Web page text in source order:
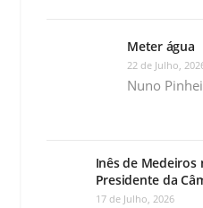
Meter água
22 de Julho,
Nuno
Inês de
Presidente da
17 de Julho, 2026